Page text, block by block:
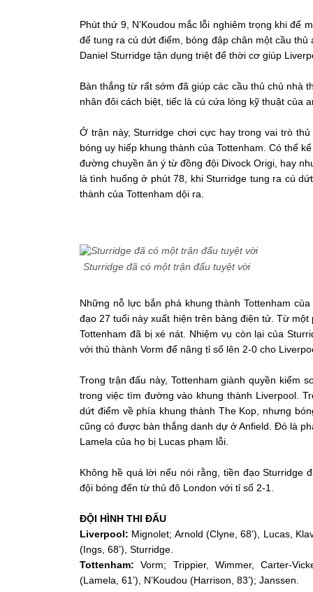
Phút thứ 9, N’Koudou mắc lỗi nghiêm trọng khi để
để tung ra cú dứt điểm, bóng đập chân một cầu
Daniel Sturridge tận dụng triệt để thời cơ giúp
Bàn thắng từ rất sớm đã giúp các cầu thủ chủ nhà
nhân đôi cách biệt, tiếc là cú cứa lòng kỹ thuật của
Ở trận này, Sturridge chơi cực hay trong vai trò
bóng uy hiếp khung thành của Tottenham. Có thể
đường chuyền ăn ý từ đồng đội Divock Origi, hay
là tình huống ở phút 78, khi Sturridge tung ra cú
thành của Tottenham dội ra.
Sturridge đã có một trận đấu tuyệt vời
Những nỗ lực bắn phá khung thành Tottenham
đạo 27 tuổi này xuất hiện trên bảng điện tử. Từ
Tottenham đã bị xé nát. Nhiệm vụ còn lại của
với thủ thành Vorm để nâng tỉ số lên 2-0 cho
Trong trận đấu này, Tottenham giành quyền kiểm
trong việc tìm đường vào khung thành Liverpool.
dứt điểm về phía khung thành The Kop, nhưng
cũng có được bàn thắng danh dự ở Anfield. Đó là
Lamela của họ bị Lucas phạm lỗi.
Không hề quá lời nếu nói rằng, tiền đạo Sturridge
đội bóng đến từ thủ đô London với tỉ số 2-1.
ĐỘI HÌNH THI ĐẤU
Liverpool: Mignolet; Arnold (Clyne, 68’), Lucas,
(Ings, 68’), Sturridge.
Tottenham: Vorm; Trippier, Wimmer, Carter-
(Lamela, 61’), N’Koudou (Harrison, 83’); Janssen.